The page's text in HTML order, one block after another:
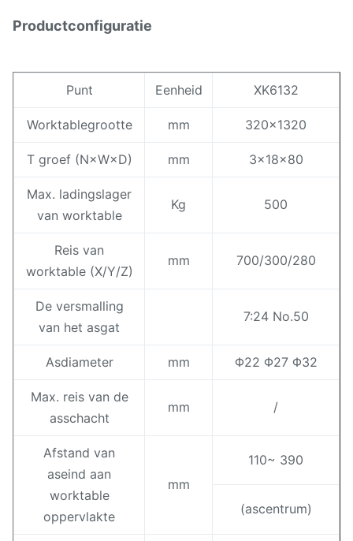
Productconfiguratie
Punt Eenheid XK6132
Worktablegrootte mm 320×1320
T groef (N×W×D) mm 3×18×80
Max. ladingslager
van worktable
Kg 500
Reis van
worktable (X/Y/Z)
mm 700/300/280
De versmalling
van het asgat
7:24 No.50
Asdiameter mm Φ22 Φ27 Φ32
Max. reis van de
asschacht
mm /
Afstand van
aseind aan
worktable
oppervlakte
mm
110~ 390
(ascentrum)